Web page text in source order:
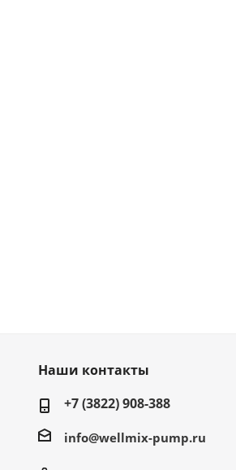
Наши контакты
+7 (3822) 908-388
info@wellmix-pump.ru